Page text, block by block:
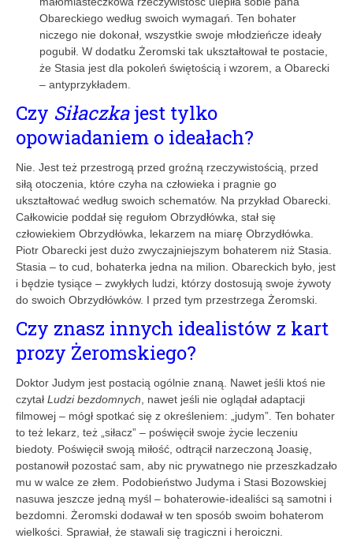
Obareckiego według swoich wymagań. Ten bohater
niczego nie dokonał, wszystkie swoje młodzieńcze ideały
pogubił. W dodatku Żeromski tak ukształtował te postacie,
że Stasia jest dla pokoleń świętością i wzorem, a Obarecki
– antyprzykładem.
Czy Siłaczkajest tylko
opowiadaniem o ideałach?
Nie. Jest też przestrogą przed groźną rzeczywistością, przed
siłą otoczenia, które czyha na człowieka i pragnie go
ukształtować według swoich schematów. Na przykład Obarecki.
Całkowicie poddał się regułom Obrzydłówka, stał się
człowiekiem Obrzydłówka, lekarzem na miarę Obrzydłówka.
Piotr Obarecki jest dużo zwyczajniejszym bohaterem niż Stasia.
Stasia – to cud, bohaterka jedna na milion. Obareckich było, jest
i będzie tysiące – zwykłych ludzi, którzy dostosują swoje żywoty
do swoich Obrzydłówków. I przed tym przestrzega Żeromski.
Czy znasz innych idealistów z kart
prozy Żeromskiego?
Doktor Judym jest postacią ogólnie znaną. Nawet jeśli ktoś nie
czytał Ludzi bezdomnych , nawet jeśli nie oglądał adaptacji
filmowej – mógł spotkać się z określeniem: „judym”. Ten bohater
to też lekarz, też „siłacz” – poświęcił swoje życie leczeniu
biedoty. Poświęcił swoją miłość, odtrącił narzeczoną Joasię,
postanowił pozostać sam, aby nic prywatnego nie przeszkadzało
mu w walce ze złem. Podobieństwo Judyma i Stasi Bozowskiej
nasuwa jeszcze jedną myśl – bohaterowie-idealiści są samotni i
bezdomni. Żeromski dodawał w ten sposób swoim bohaterom
wielkości. Sprawiał, że stawali się tragiczni i heroiczni.